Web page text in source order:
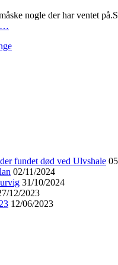
nogle der har ventet
fundet død ved Ulvshale
02/11/2024
31/10/2024
12/2023
12/06/2023